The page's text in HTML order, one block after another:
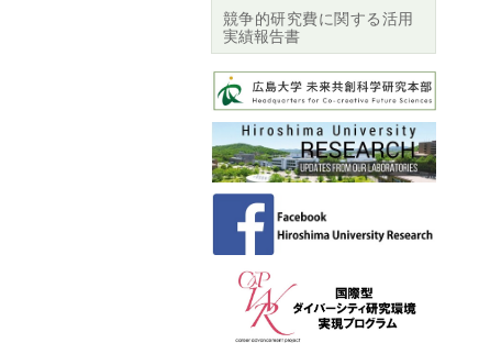
競争的研究費に関する活用
実績報告書